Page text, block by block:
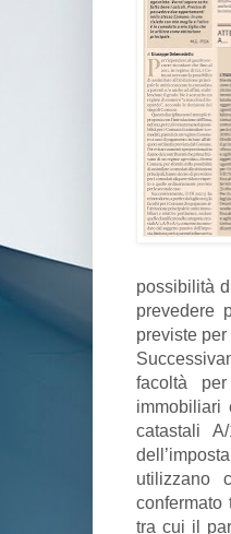
possibilità
prevedere
previste
facoltà
immobiliari
catastali
utilizzano
confermato
tra cui il